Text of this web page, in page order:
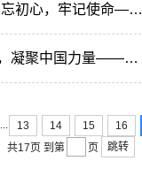
学院举办“不忘初心，牢记使命——红色故事会”党史党情演讲比赛
以强国之姿，凝聚中国力量——记观影《厉害了，我的国》主题党日活动
... 13 14 15 16
共17页 到第 页 跳转